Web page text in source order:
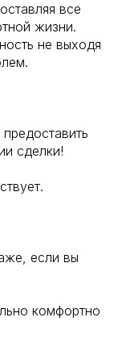
все
жизни.
не выходя
сделки!
если вы
комфортно